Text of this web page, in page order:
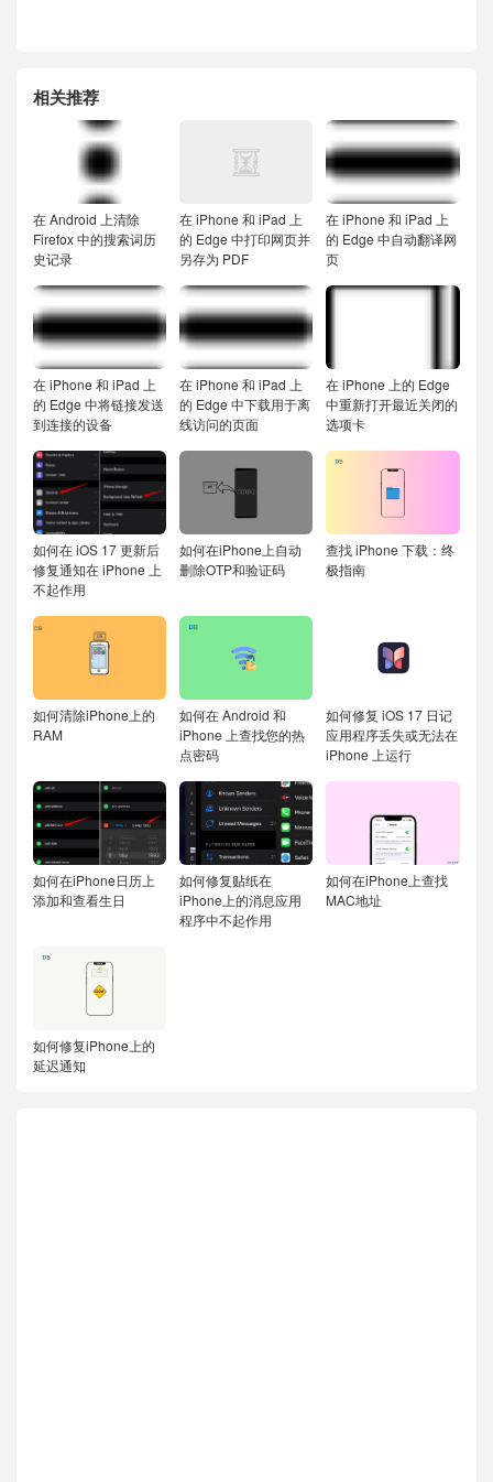
相关推荐
在 Android 上清除
Firefox 中的搜索词历
史记录
在 iPhone 和 iPad 上
的 Edge 中打印网页并
另存为 PDF
在 iPhone 和 iPad 上
的 Edge 中自动翻译网
页
在 iPhone 和 iPad 上
的 Edge 中将链接发送
到连接的设备
在 iPhone 和 iPad 上
的 Edge 中下载用于离
线访问的页面
在 iPhone 上的 Edge
中重新打开最近关闭的
选项卡
如何在 iOS 17 更新后
修复通知在 iPhone 上
不起作用
如何在iPhone上自动
删除OTP和验证码
查找 iPhone 下载：终
极指南
如何清除iPhone上的
RAM
如何在 Android 和
iPhone 上查找您的热
点密码
如何修复 iOS 17 日记
应用程序丢失或无法在
iPhone 上运行
如何在iPhone日历上
添加和查看生日
如何修复贴纸在
iPhone上的消息应用
程序中不起作用
如何在iPhone上查找
MAC地址
如何修复iPhone上的
延迟通知